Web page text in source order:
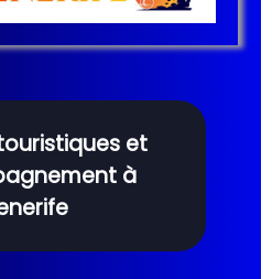
et
à